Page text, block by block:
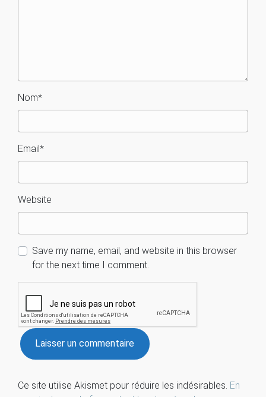
Nom*
Email *
Website
Save my name, email, and website in this browser
for the next time I comment.
Ce site utilise Akismet pour réduire les indésirables. En